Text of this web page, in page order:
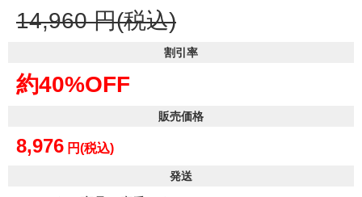
14,960 円(税込)
割引率
約40%OFF
販売価格
8,976 円(税込)
発送